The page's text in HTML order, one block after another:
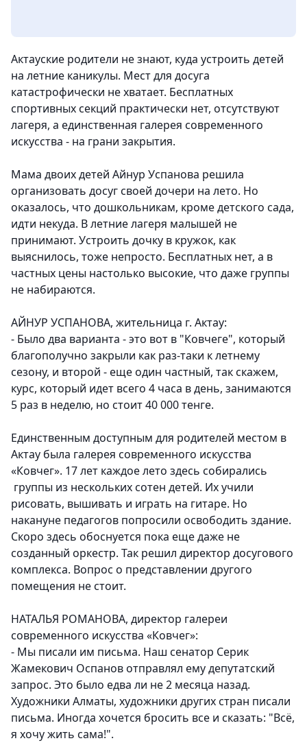
Актауские родители не знают, куда устроить детей
на летние каникулы. Мест для досуга
катастрофически не хватает. Бесплатных
спортивных секций практически нет, отсутствуют
лагеря, а единственная галерея современного
искусства - на грани закрытия.
Мама двоих детей Айнур Успанова решила
организовать досуг своей дочери на лето. Но
оказалось, что дошкольникам, кроме детского сада,
идти некуда. В летние лагеря малышей не
принимают. Устроить дочку в кружок, как
выяснилось, тоже непросто. Бесплатных нет, а в
частных цены настолько высокие, что даже группы
не набираются.
АЙНУР УСПАНОВА, жительница г. Актау:
- Было два варианта - это вот в "Ковчеге", который
благополучно закрыли как раз-таки к летнему
сезону, и второй - еще один частный, так скажем,
курс, который идет всего 4 часа в день, занимаются
5 раз в неделю, но стоит 40 000 тенге.
Единственным доступным для родителей местом в
Актау была галерея современного искусства
«Ковчег». 17 лет каждое лето здесь собирались
группы из нескольких сотен детей. Их учили
рисовать, вышивать и играть на гитаре. Но
накануне педагогов попросили освободить здание.
Скоро здесь обоснуется пока еще даже не
созданный оркестр. Так решил директор досугового
комплекса. Вопрос о представлении другого
помещения не стоит.
НАТАЛЬЯ РОМАНОВА, директор галереи
современного искусства «Ковчег»:
- Мы писали им письма. Наш сенатор Серик
Жамекович Оспанов отправлял ему депутатский
запрос. Это было едва ли не 2 месяца назад.
Художники Алматы, художники других стран писали
письма. Иногда хочется бросить все и сказать: "Всё,
я хочу жить сама!".